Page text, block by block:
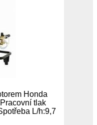
Honda
tlak
L/h:9,7